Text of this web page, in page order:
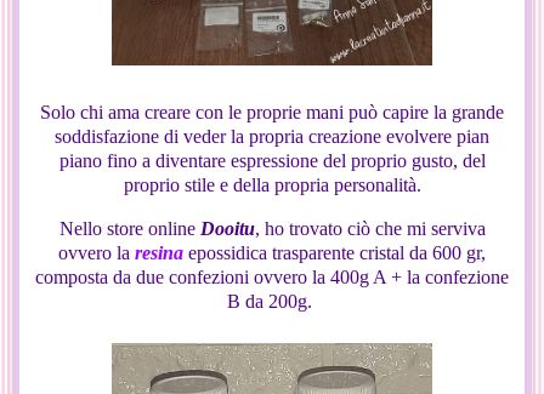
Solo chi ama creare con le proprie mani può capire la grande
soddisfazione di veder la propria creazione evolvere pian
piano fino a diventare espressione del proprio gusto, del
proprio stile e della propria personalità.
Nello store online Dooitu, ho trovato ciò che mi serviva
ovvero la resina epossidica trasparente cristal da 600 gr,
composta da due confezioni ovvero la 400g A + la confezione
B da 200g.